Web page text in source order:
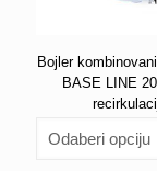
Bojler
BASE LINE